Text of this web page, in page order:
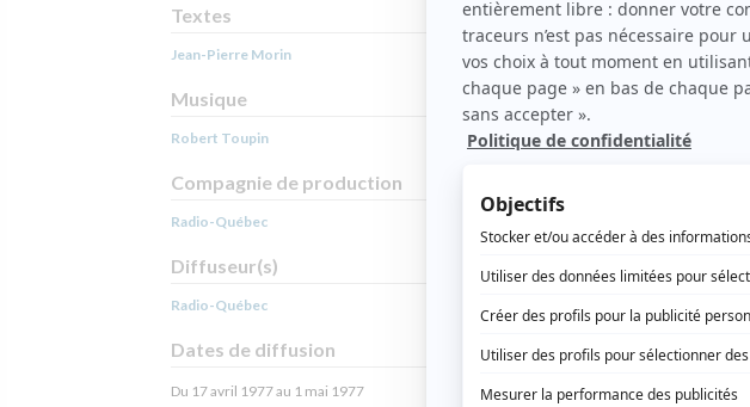
Textes
Jean-Pierre Morin
Musique
Robert Toupin
Compagnie de production
Radio-Québec
Diffuseur(s)
Radio-Québec
Dates de diffusion
Du 17 avril 1977 au 1 mai 1977